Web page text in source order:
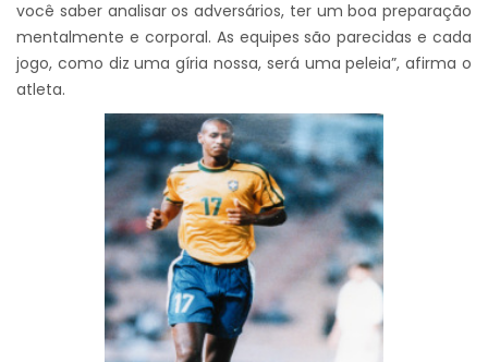
você saber analisar os adversários, ter um boa preparação
mentalmente e corporal. As equipes são parecidas e cada
jogo, como diz uma gíria nossa, será uma peleia”, afirma o
atleta.